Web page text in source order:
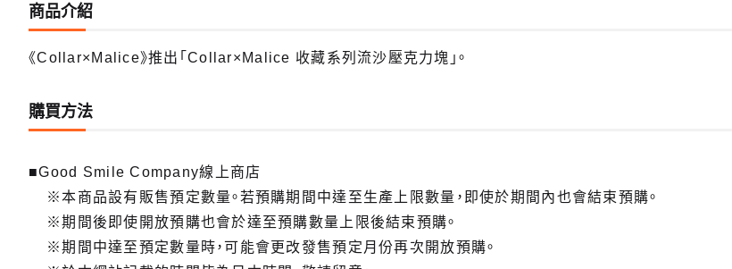
商品介紹
《Collar×Malice》推出「Collar×Malice 收藏系列流沙壓克力塊」。
購買方法
■Good Smile Company線上商店
※本商品設有販售預定數量。若預購期間中達至生產上限數量，即使於期間內也會結束預購。
※期間後即使開放預購也會於達至預購數量上限後結束預購。
※期間中達至預定數量時，可能會更改發售預定月份再次開放預購。